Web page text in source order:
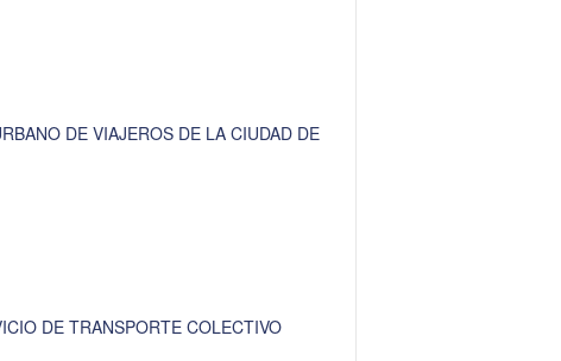
DE VIAJEROS DE LA CIUDAD DE
DE TRANSPORTE COLECTIVO